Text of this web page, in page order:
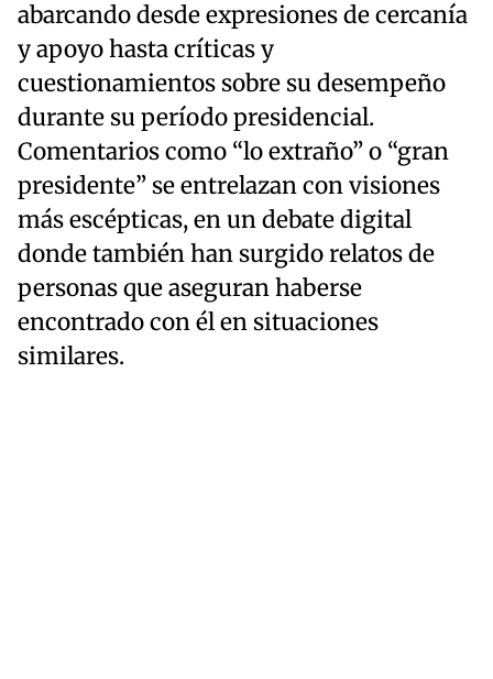
abarcando desde expresiones de cercanía
y apoyo hasta críticas y
cuestionamientos sobre su desempeño
durante su período presidencial.
Comentarios como “lo extraño” o “gran
presidente” se entrelazan con visiones
más escépticas, en un debate digital
donde también han surgido relatos de
personas que aseguran haberse
encontrado con él en situaciones
similares.